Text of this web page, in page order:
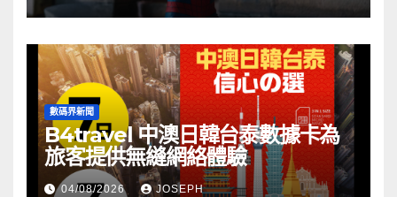
數碼界新聞
B4travel 中澳日韓台泰數據卡為
旅客提供無縫網絡體驗
04/08/2026 JOSEPH